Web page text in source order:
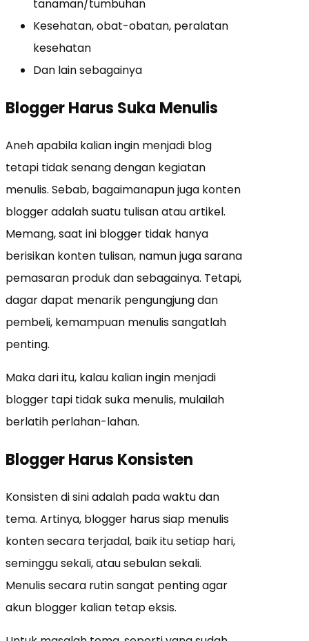
tanaman/tumbuhan
Kesehatan, obat-obatan, peralatan
kesehatan
Dan lain sebagainya
Blogger Harus Suka Menulis
Aneh apabila kalian ingin menjadi blog
tetapi tidak senang dengan kegiatan
menulis. Sebab, bagaimanapun juga konten
blogger adalah suatu tulisan atau artikel.
Memang, saat ini blogger tidak hanya
berisikan konten tulisan, namun juga sarana
pemasaran produk dan sebagainya. Tetapi,
dagar dapat menarik pengungjung dan
pembeli, kemampuan menulis sangatlah
penting.
Maka dari itu, kalau kalian ingin menjadi
blogger tapi tidak suka menulis, mulailah
berlatih perlahan-lahan.
Blogger Harus Konsisten
Konsisten di sini adalah pada waktu dan
tema. Artinya, blogger harus siap menulis
konten secara terjadal, baik itu setiap hari,
seminggu sekali, atau sebulan sekali.
Menulis secara rutin sangat penting agar
akun blogger kalian tetap eksis.